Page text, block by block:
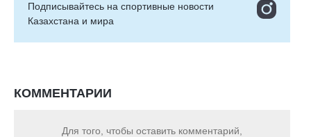
Подписывайтесь на cпортивные новости
Казахстана и мира
КОММЕНТАРИИ
Для того, чтобы оставить комментарий,